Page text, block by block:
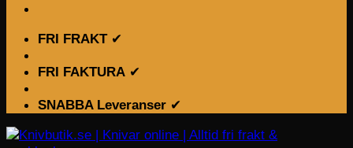
FRI FRAKT✔
FRI FAKTURA ✔
SNABBA Leveranser ✔